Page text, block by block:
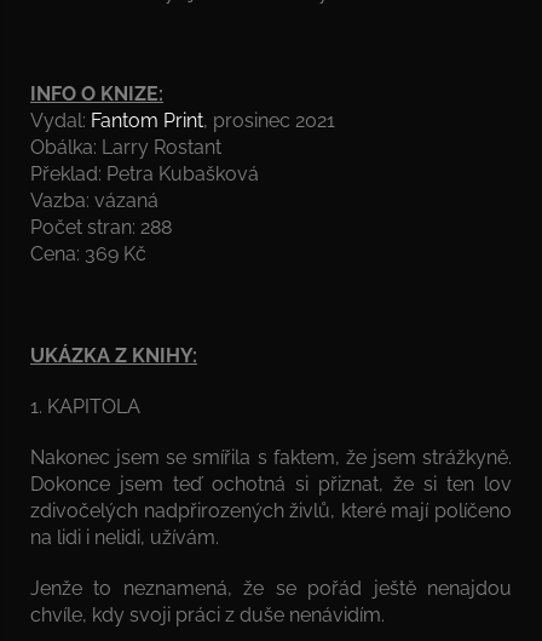
INFO O KNIZE:
Vydal: Fantom Print, prosinec 2021
Obálka: Larry Rostant
Překlad: Petra Kubašková
Vazba: vázaná
Počet stran: 288
Cena: 369 Kč
UKÁZKA Z KNIHY:
1. KAPITOLA
Nakonec jsem se smířila s faktem, že jsem strážkyně.
Dokonce jsem teď ochotná si přiznat, že si ten lov
zdivočelých nadpřirozených živlů, které mají políčeno
na lidi i nelidi, užívám.
Jenže to neznamená, že se pořád ještě nenajdou
chvíle, kdy svoji práci z duše nenávidím.